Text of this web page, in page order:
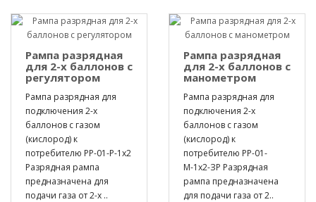
Рампа разрядная
для 2-х баллонов с
регулятором
Рампа разрядная для
подключения 2-х
баллонов с газом
(кислород) к
потребителю РР-01-Р-1х2
Разрядная рампа
предназначена для
подачи газа от 2-х ..
Рампа разрядная
для 2-х баллонов с
манометром
Рампа разрядная для
подключения 2-х
баллонов с газом
(кислород) к
потребителю РР-01-
М-1х2-ЗР Разрядная
рампа предназначена
для подачи газа от 2..